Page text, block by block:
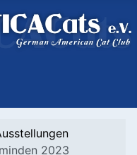
2023